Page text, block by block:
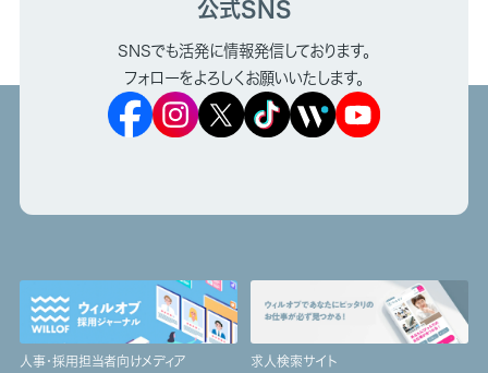
公式SNS
SNSでも活発に情報発信しております。
フォローをよろしくお願いいたします。
人事・採用担当者向けメディア 求人検索サイト